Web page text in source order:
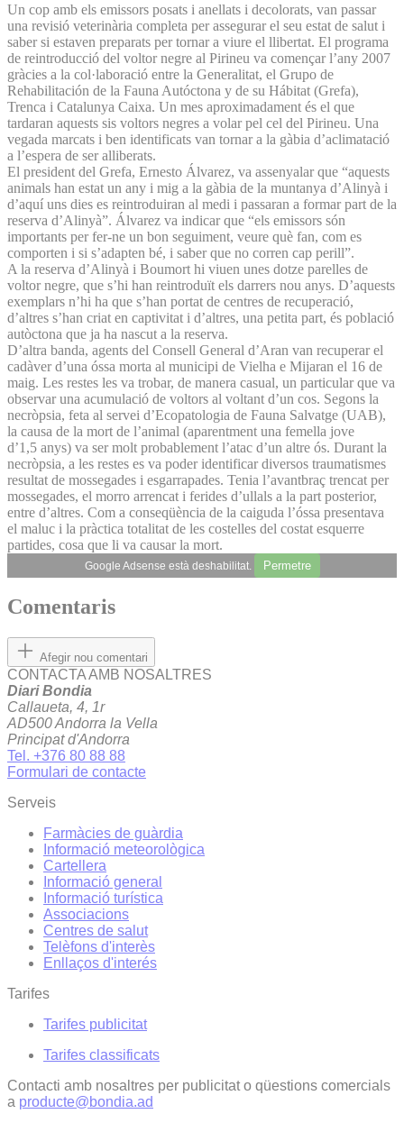
Un cop amb els emissors posats i anellats i decolorats, van passar
una revisió veterinària completa per assegurar el seu estat de salut i
saber si estaven preparats per tornar a viure el llibertat. El programa
de reintroducció del voltor negre al Pirineu va començar l’any 2007
gràcies a la col·laboració entre la Generalitat, el Grupo de
Rehabilitación de la Fauna Autóctona y de su Hábitat (Grefa),
Trenca i Catalunya Caixa. Un mes aproximadament és el que
tardaran aquests sis voltors negres a volar pel cel del Pirineu. Una
vegada marcats i ben identificats van tornar a la gàbia d’aclimatació
a l’espera de ser alliberats.
El president del Grefa, Ernesto Álvarez, va assenyalar que “aquests
animals han estat un any i mig a la gàbia de la muntanya d’Alinyà i
d’aquí uns dies es reintroduiran al medi i passaran a formar part de la
reserva d’Alinyà”. Álvarez va indicar que “els emissors són
importants per fer-ne un bon seguiment, veure què fan, com es
comporten i si s’adapten bé, i saber que no corren cap perill”.
A la reserva d’Alinyà i Boumort hi viuen unes dotze parelles de
voltor negre, que s’hi han reintroduït els darrers nou anys. D’aquests
exemplars n’hi ha que s’han portat de centres de recuperació,
d’altres s’han criat en captivitat i d’altres, una petita part, és població
autòctona que ja ha nascut a la reserva.
D’altra banda, agents del Consell General d’Aran van recuperar el
cadàver d’una óssa morta al municipi de Vielha e Mijaran el 16 de
maig. Les restes les va trobar, de manera casual, un particular que va
observar una acumulació de voltors al voltant d’un cos. Segons la
necròpsia, feta al servei d’Ecopatologia de Fauna Salvatge (UAB),
la causa de la mort de l’animal (aparentment una femella jove
d’1,5 anys) va ser molt probablement l’atac d’un altre ós. Durant la
necròpsia, a les restes es va poder identificar diversos traumatismes
resultat de mossegades i esgarrapades. Tenia l’avantbraç trencat per
mossegades, el morro arrencat i ferides d’ullals a la part posterior,
entre d’altres. Com a conseqüència de la caiguda l’óssa presentava
el maluc i la pràctica totalitat de les costelles del costat esquerre
partides, cosa que li va causar la mort.
Google Adsense està deshabilitat. Permetre
Comentaris
Afegir nou comentari
CONTACTA AMB NOSALTRES
Diari Bondia
Callaueta, 4, 1r
AD500 Andorra la Vella
Principat d'Andorra
Tel. +376 80 88 88
Formulari de contacte
Serveis
Farmàcies de guàrdia
Informació meteorològica
Cartellera
Informació general
Informació turística
Associacions
Centres de salut
Telèfons d'interès
Enllaços d'interés
Tarifes
Tarifes publicitat
Tarifes classificats
Contacti amb nosaltres per publicitat o qüestions comercials
a producte@bondia.ad